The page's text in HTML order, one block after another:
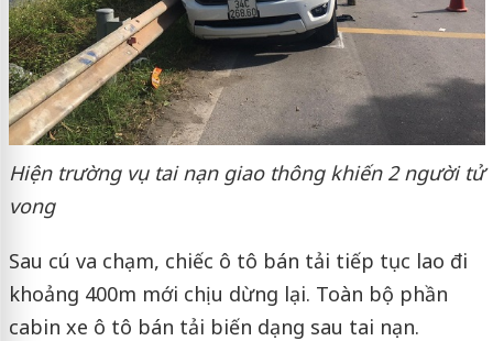
Hiện trường vụ tai nạn giao thông khiến 2 người tử
vong
Sau cú va chạm, chiếc ô tô bán tải tiếp tục lao đi
khoảng 400m mới chịu dừng lại. Toàn bộ phần
cabin xe ô tô bán tải biến dạng sau tai nạn.